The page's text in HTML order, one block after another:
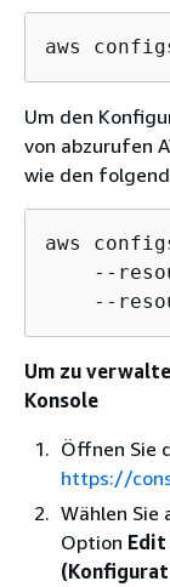
aws
Um den
von abzurufen
wie den
aws
--
--
Um zu
Konsole
Öffnen Sie
https://
Wählen Sie
Option Edit